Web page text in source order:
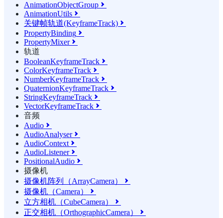
AnimationObjectGroup 
AnimationUtils 
关键帧轨道(KeyframeTrack) 
PropertyBinding 
PropertyMixer
轨道
BooleanKeyframeTrack 
ColorKeyframeTrack 
NumberKeyframeTrack 
QuaternionKeyframeTrack 
StringKeyframeTrack 
VectorKeyframeTrack 
音频
Audio 
AudioAnalyser
AudioContext 
AudioListener
PositionalAudio 
摄像机
摄像机阵列（ArrayCamera）

摄像机（Camera） 
立方相机（CubeCamera） 
正交相机（OrthographicCamera） 